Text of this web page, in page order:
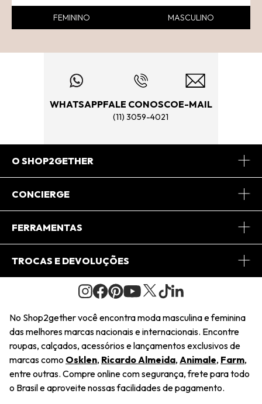
FEMININO MASCULINO
WHATSAPPFALE CONOSCO
(11) 3059-4021
E-MAIL
O SHOP2GETHER
Sobre Nós
Journal
Saiu na Mídia
Sustentabilidade
Navegando
CONCIERGE
Central de Relacionamento
Regulamento e Promoções
FERRAMENTAS
Minha Conta
Pedido de Presente
Wishlist
TROCAS E DEVOLUÇÕES
Condições Gerais
Troca Fácil
Restituição de Pagamento
Dúvidas Frequentes
No Shop2gether você encontra moda masculina e feminina
das melhores marcas nacionais e internacionais. Encontre
roupas, calçados, acessórios e lançamentos exclusivos de
marcas como Osklen, Ricardo Almeida, Animale, Farm,
entre outras. Compre online com segurança, frete para todo
o Brasil e aproveite nossas facilidades de pagamento.